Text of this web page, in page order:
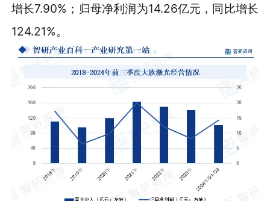
增长7.90%；归母净利润为14.26亿元，同比增长
124.21%。